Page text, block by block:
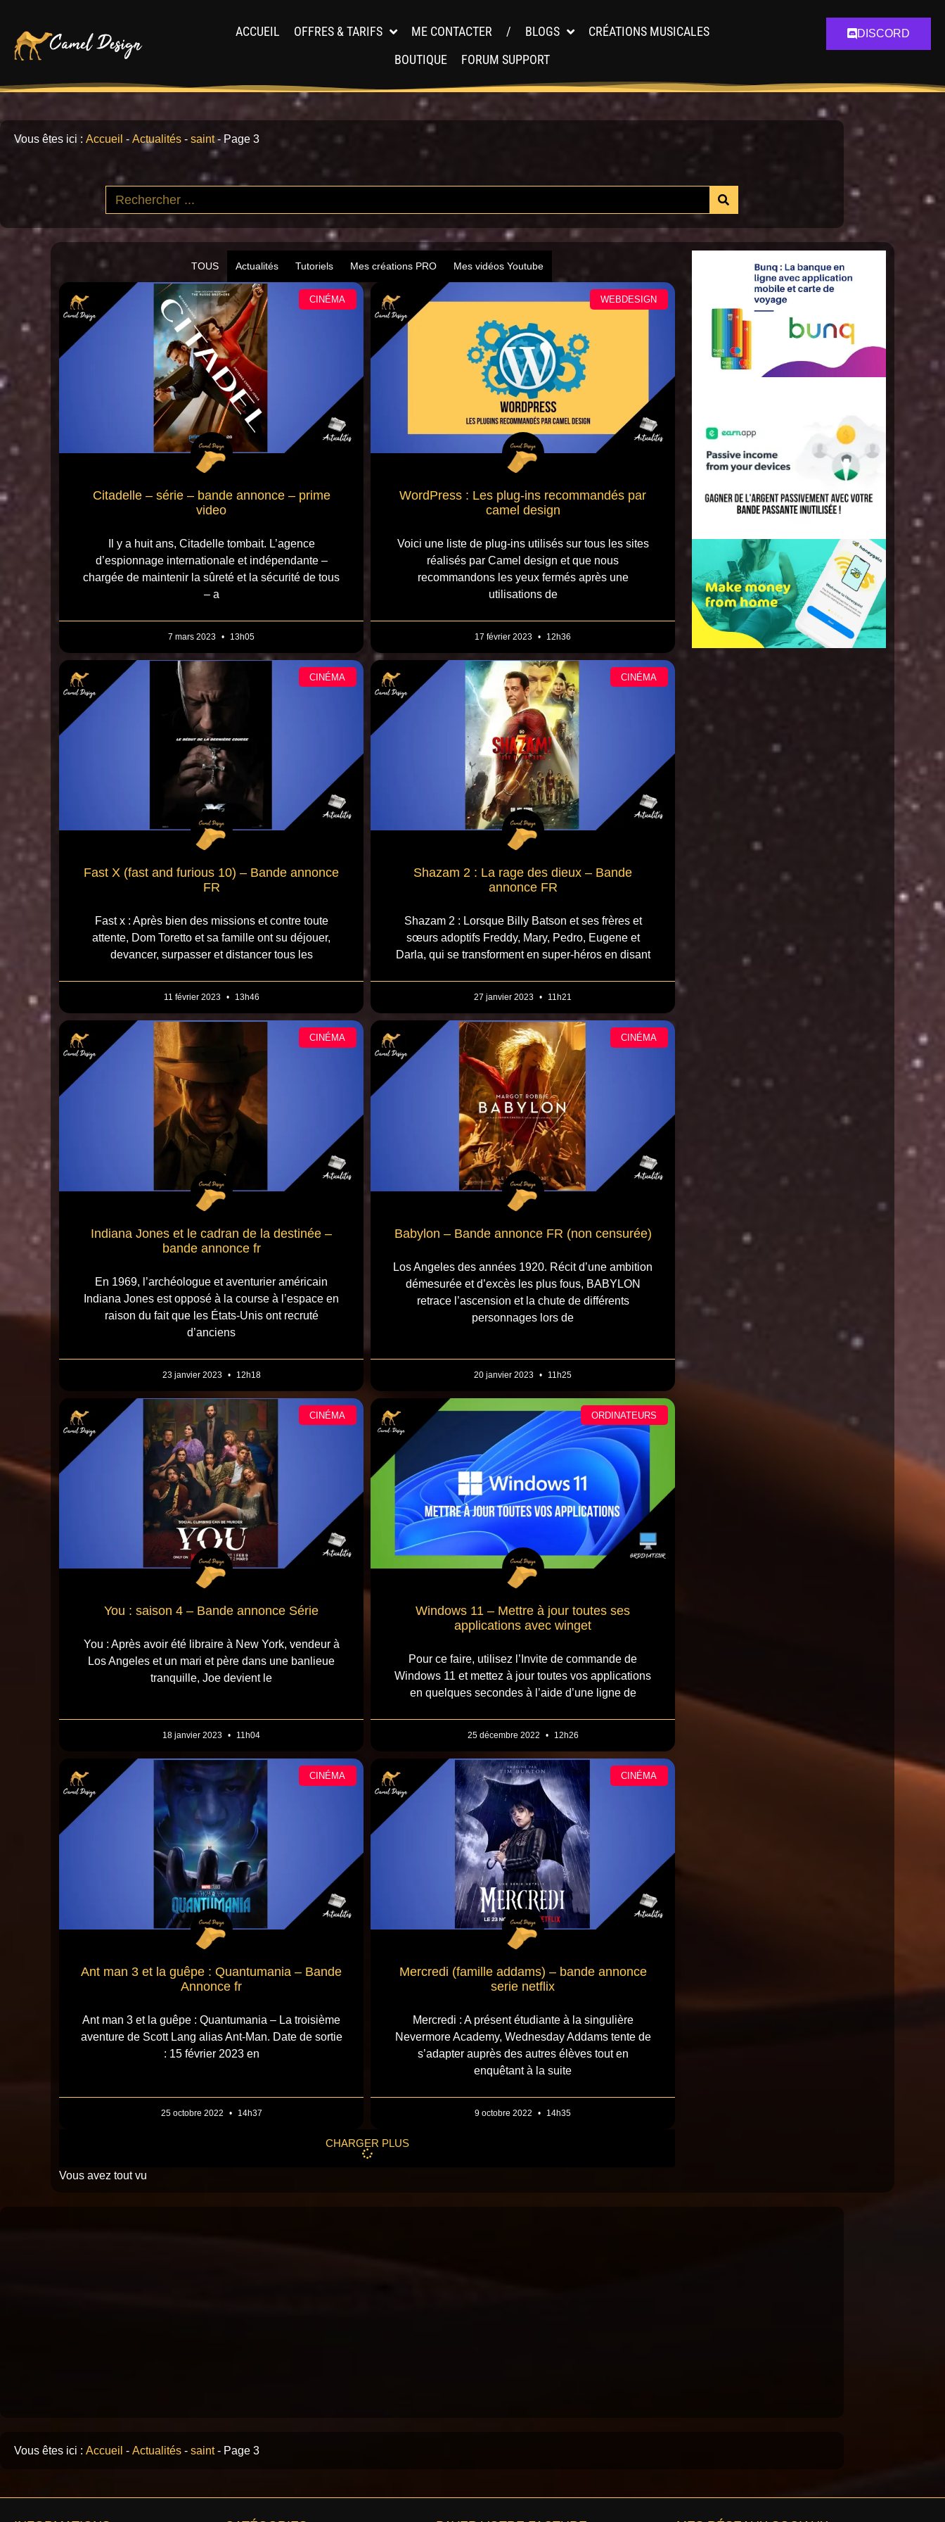
ACCUEIL OFFRES & TARIFS ME CONTACTER / BLOGS
CRÉATIONS MUSICALES
BOUTIQUE
FORUM SUPPORT
DISCORD
Vous êtes ici : Accueil - Actualités - saint- Page 3
TOUS Actualités Tutoriels Mes créations PRO Mes vidéos Youtube
CINÉMA
Citadelle – série – bande annonce – prime
video
Il y a huit ans, Citadelle tombait. L’agence
d’espionnage internationale et indépendante –
chargée de maintenir la sûreté et la sécurité de tous
– a
7 mars 2023 13h05
WEBDESIGN
WordPress : Les plug-ins recommandés par
camel design
Voici une liste de plug-ins utilisés sur tous les sites
réalisés par Camel design et que nous
recommandons les yeux fermés après une
utilisations de
17 février 2023 12h36
CINÉMA
Fast X (fast and furious 10) – Bande annonce
FR
Fast x : Après bien des missions et contre toute
attente, Dom Toretto et sa famille ont su déjouer,
devancer, surpasser et distancer tous les
11 février 2023 13h46
CINÉMA
Shazam 2 : La rage des dieux – Bande
annonce FR
Shazam 2 : Lorsque Billy Batson et ses frères et
sœurs adoptifs Freddy, Mary, Pedro, Eugene et
Darla, qui se transforment en super-héros en disant
27 janvier 2023 11h21
CINÉMA
Indiana Jones et le cadran de la destinée –
bande annonce fr
En 1969, l’archéologue et aventurier américain
Indiana Jones est opposé à la course à l’espace en
raison du fait que les États-Unis ont recruté
d’anciens
23 janvier 2023 12h18
CINÉMA
Babylon – Bande annonce FR (non censurée)
Los Angeles des années 1920. Récit d’une ambition
démesurée et d’excès les plus fous, BABYLON
retrace l’ascension et la chute de différents
personnages lors de
20 janvier 2023 11h25
CINÉMA
You : saison 4 – Bande annonce Série
You : Après avoir été libraire à New York, vendeur à
Los Angeles et un mari et père dans une banlieue
tranquille, Joe devient le
18 janvier 2023 11h04
ORDINATEURS
Windows 11 – Mettre à jour toutes ses
applications avec winget
Pour ce faire, utilisez l’Invite de commande de
Windows 11 et mettez à jour toutes vos applications
en quelques secondes à l’aide d’une ligne de
25 décembre 2022 12h26
CINÉMA
Ant man 3 et la guêpe : Quantumania – Bande
Annonce fr
Ant man 3 et la guêpe : Quantumania – La troisième
aventure de Scott Lang alias Ant-Man. Date de sortie
: 15 février 2023 en
25 octobre 2022 14h37
CINÉMA
Mercredi (famille addams) – bande annonce
serie netflix
Mercredi : A présent étudiante à la singulière
Nevermore Academy, Wednesday Addams tente de
s’adapter auprès des autres élèves tout en
enquêtant à la suite
9 octobre 2022 14h35
CHARGER PLUS
Vous avez tout vu
Vous êtes ici : Accueil - Actualités - saint- Page 3